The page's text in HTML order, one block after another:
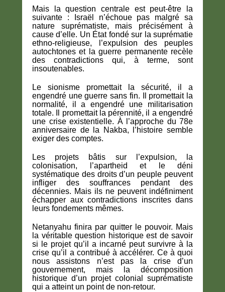
Mais la question centrale est peut-être la
suivante : Israël n’échoue pas malgré sa
nature suprématiste, mais précisément à
cause d’elle. Un État fondé sur la suprématie
ethno-religieuse, l’expulsion des peuples
autochtones et la guerre permanente recèle
des contradictions qui, à terme, sont
insoutenables.
Le sionisme promettait la sécurité, il a
engendré une guerre sans fin. Il promettait la
normalité, il a engendré une militarisation
totale. Il promettait la pérennité, il a engendré
une crise existentielle. À l’approche du 78e
anniversaire de la Nakba, l’histoire semble
exiger des comptes.
Les projets bâtis sur l’expulsion, la
colonisation, l’apartheid et le déni
systématique des droits d’un peuple peuvent
infliger des souffrances pendant des
décennies. Mais ils ne peuvent indéfiniment
échapper aux contradictions inscrites dans
leurs fondements mêmes.
Netanyahu finira par quitter le pouvoir. Mais
la véritable question historique est de savoir
si le projet qu’il a incarné peut survivre à la
crise qu’il a contribué à accélérer. Ce à quoi
nous assistons n’est pas la crise d’un
gouvernement, mais la décomposition
historique d’un projet colonial suprématiste
qui a atteint un point de non-retour.